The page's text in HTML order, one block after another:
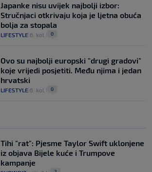
Japanke nisu uvijek najbolji izbor:
Stručnjaci otkrivaju koja je ljetna obuća
bolja za stopala
LIFESTYLE 6. kol. 0
Ovo su najbolji europski "drugi gradovi"
koje vrijedi posjetiti. Među njima i jedan
hrvatski
LIFESTYLE 6. kol. 0
Tihi "rat": Pjesme Taylor Swift uklonjene
iz objava Bijele kuće i Trumpove
kampanje